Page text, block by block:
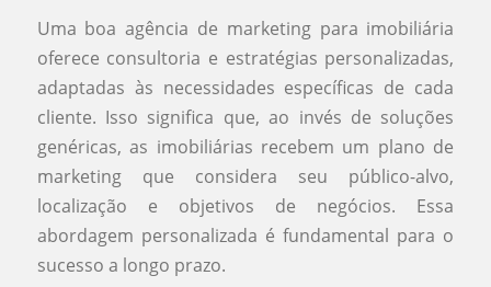
Uma boa agência de marketing para imobiliária
oferece consultoria e estratégias personalizadas,
adaptadas às necessidades específicas de cada
cliente. Isso significa que, ao invés de soluções
genéricas, as imobiliárias recebem um plano de
marketing que considera seu público-alvo,
localização e objetivos de negócios. Essa
abordagem personalizada é fundamental para o
sucesso a longo prazo.